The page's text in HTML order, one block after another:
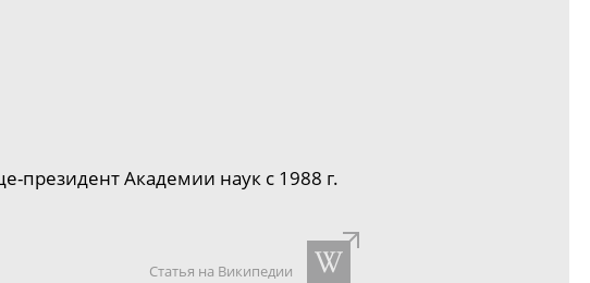
президентАкадемии наук с 1988 г.
Статья на Википедии